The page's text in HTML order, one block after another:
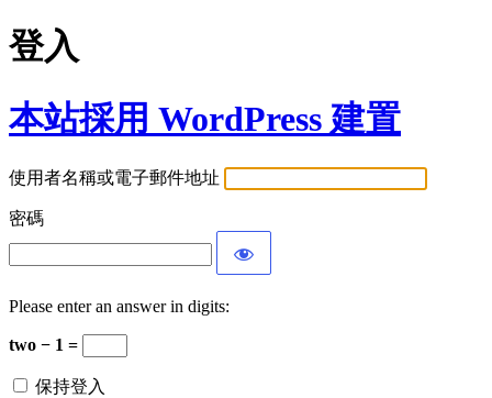
登入
本站採用 WordPress 建置
使用者名稱或電子郵件地址
密碼
Please enter an answer in digits:
two − 1 =
保持登入